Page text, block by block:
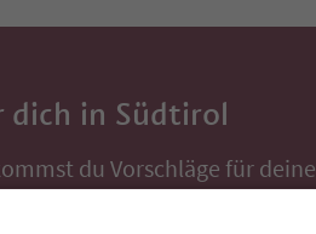
dich in Südtirol
du Vorschläge für deine
typische Rezepte direkt ins